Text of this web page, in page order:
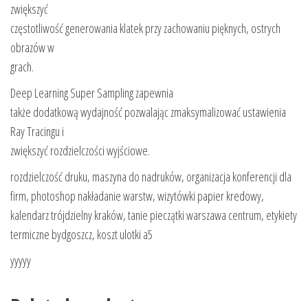
zwiększyć
częstotliwość generowania klatek przy zachowaniu pięknych, ostrych
obrazów w
grach.
Deep Learning Super Sampling zapewnia
także dodatkową wydajność pozwalając zmaksymalizować ustawienia
Ray Tracingu i
zwiększyć rozdzielczości wyjściowe.
rozdzielczość druku, maszyna do nadruków, organizacja konferencji dla
firm, photoshop nakładanie warstw, wizytówki papier kredowy,
kalendarz trójdzielny kraków, tanie pieczątki warszawa centrum, etykiety
termiczne bydgoszcz, koszt ulotki a5
yyyyy